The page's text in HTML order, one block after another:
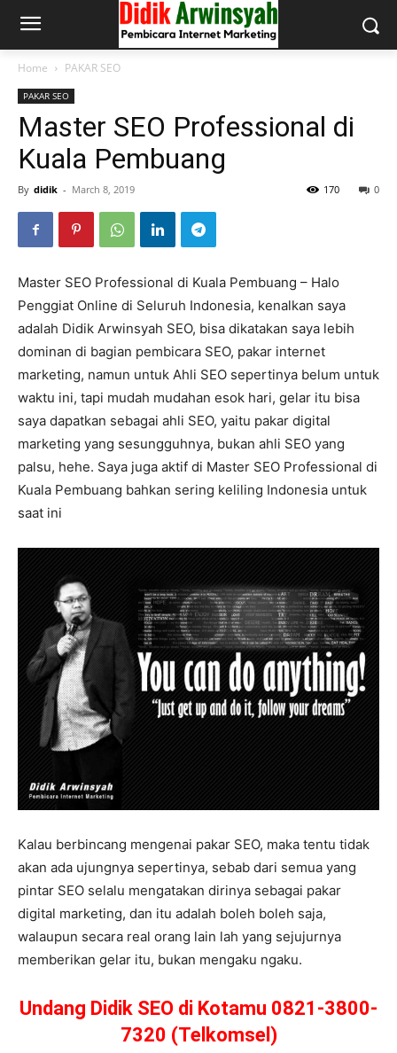
Home PAKAR SEO
PAKAR SEO
Master SEO Professional di
Kuala Pembuang
By didik - March 8, 2019 0
170
Master SEO Professional di Kuala Pembuang – Halo
Penggiat Online di Seluruh Indonesia, kenalkan saya
adalah Didik Arwinsyah SEO, bisa dikatakan saya lebih
dominan di bagian pembicara SEO, pakar internet
marketing, namun untuk Ahli SEO sepertinya belum untuk
waktu ini, tapi mudah mudahan esok hari, gelar itu bisa
saya dapatkan sebagai ahli SEO, yaitu pakar digital
marketing yang sesungguhnya, bukan ahli SEO yang
palsu, hehe. Saya juga aktif di Master SEO Professional di
Kuala Pembuang bahkan sering keliling Indonesia untuk
saat ini
Kalau berbincang mengenai pakar SEO, maka tentu tidak
akan ada ujungnya sepertinya, sebab dari semua yang
pintar SEO selalu mengatakan dirinya sebagai pakar
digital marketing, dan itu adalah boleh boleh saja,
walaupun secara real orang lain lah yang sejujurnya
memberikan gelar itu, bukan mengaku ngaku.
Undang Didik SEO di Kotamu 0821-3800-
7320 (Telkomsel)